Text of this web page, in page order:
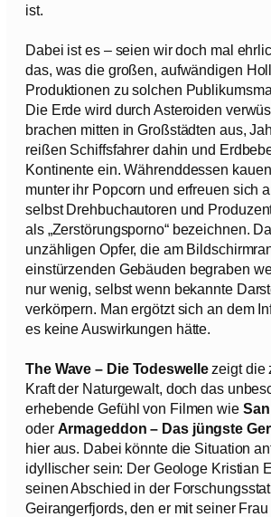
ist.
Dabei ist es – seien wir doch mal
das, was die großen, aufwändigen
Produktionen zu solchen
Die Erde wird durch Asteroiden
brachen mitten in Großstädten aus,
reißen Schiffsfahrer dahin und
Kontinente ein. Währenddessen
munter ihr Popcorn und erfreuen sich
selbst Drehbuchautoren und
als „Zerstörungsporno“ bezeichnen.
unzähligen Opfer, die am
einstürzenden Gebäuden begraben
nur wenig, selbst wenn bekannte
verkörpern. Man ergötzt sich an dem
es keine Auswirkungen hätte.
The Wave – Die Todeswellezeigt die
Kraft der Naturgewalt, doch das
erhebende Gefühl von Filmen wie
oder Armageddon – Das jüngste
hier aus. Dabei könnte die Situation
idyllischer sein: Der Geologe Kristian
seinen Abschied in der
Geirangerfjords, den er mit seiner